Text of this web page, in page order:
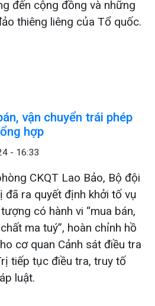
đến cộng đồng và những
thiêng liêng của Tổ quốc.
vận chuyển trái phép
hợp
- 16:33
CKQT Lao Bảo, Bộ đội
đã ra quyết định khởi tố vụ
có hành vi “mua bán,
ma tuý”, hoàn chỉnh hồ
cơ quan Cảnh sát điều tra
tiếp tục điều tra, truy tố
luật.